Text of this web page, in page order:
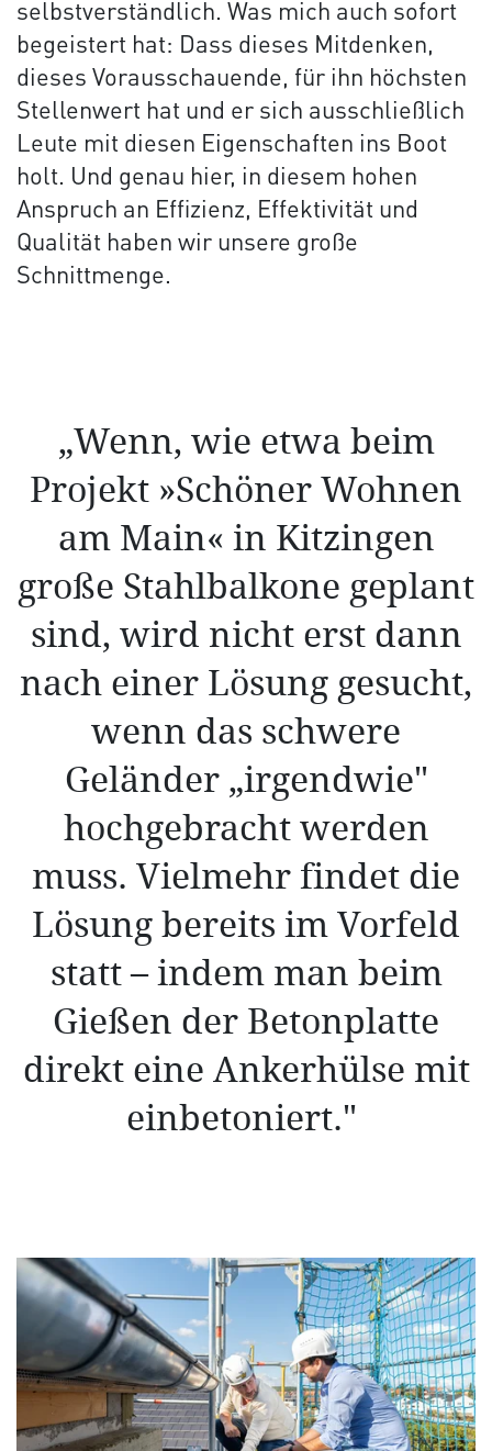
selbstverständlich. Was mich auch sofort
begeistert hat: Dass dieses Mitdenken,
dieses Vorausschauende, für ihn höchsten
Stellenwert hat und er sich ausschließlich
Leute mit diesen Eigenschaften ins Boot
holt. Und genau hier, in diesem hohen
Anspruch an Effizienz, Effektivität und
Qualität haben wir unsere große
Schnittmenge.
„Wenn, wie etwa beim
Projekt »Schöner Wohnen
am Main« in Kitzingen
große Stahlbalkone geplant
sind, wird nicht erst dann
nach einer Lösung gesucht,
wenn das schwere
Geländer „irgendwie"
hochgebracht werden
muss. Vielmehr findet die
Lösung bereits im Vorfeld
statt – indem man beim
Gießen der Betonplatte
direkt eine Ankerhülse mit
einbetoniert."